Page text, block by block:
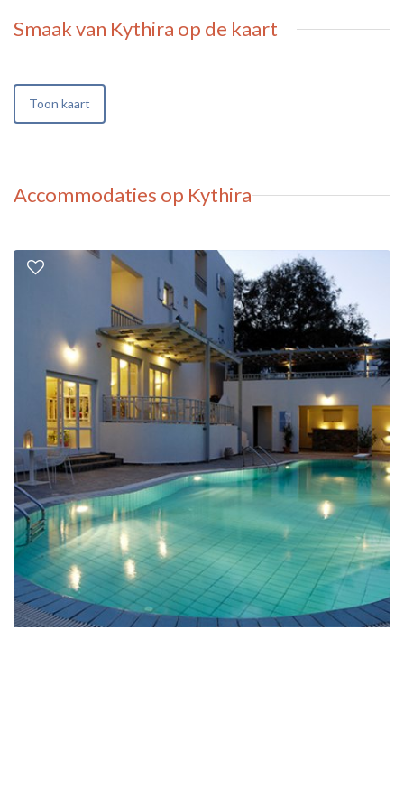
Smaak van Kythira op de kaart
Toon kaart
Accommodaties op Kythira